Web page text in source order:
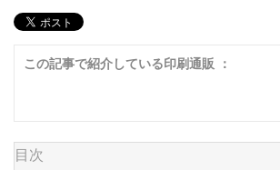
この記事で紹介している印刷通販 ：
目次